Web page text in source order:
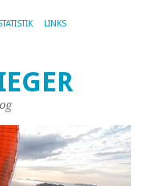
LINKS